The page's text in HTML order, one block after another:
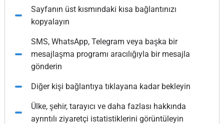
Sayfanın üst kısmındaki kısa bağlantınızı
kopyalayın
SMS, WhatsApp, Telegram veya başka bir
mesajlaşma programı aracılığıyla bir mesajla
gönderin
Diğer kişi bağlantıya tıklayana kadar bekleyin
Ülke, şehir, tarayıcı ve daha fazlası hakkında
ayrıntılı ziyaretçi istatistiklerini görüntüleyin